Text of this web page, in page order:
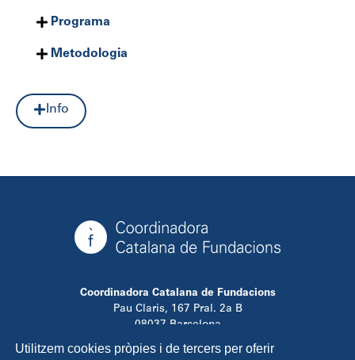
Utilitzem cookies pròpies i de tercers per oferir
Programa
Metodologia
Info
Coordinadora Catalana de Fundacions
Pau Claris, 167 Pral. 2a B
08037 Barcelona
info@ccfundacions.cat